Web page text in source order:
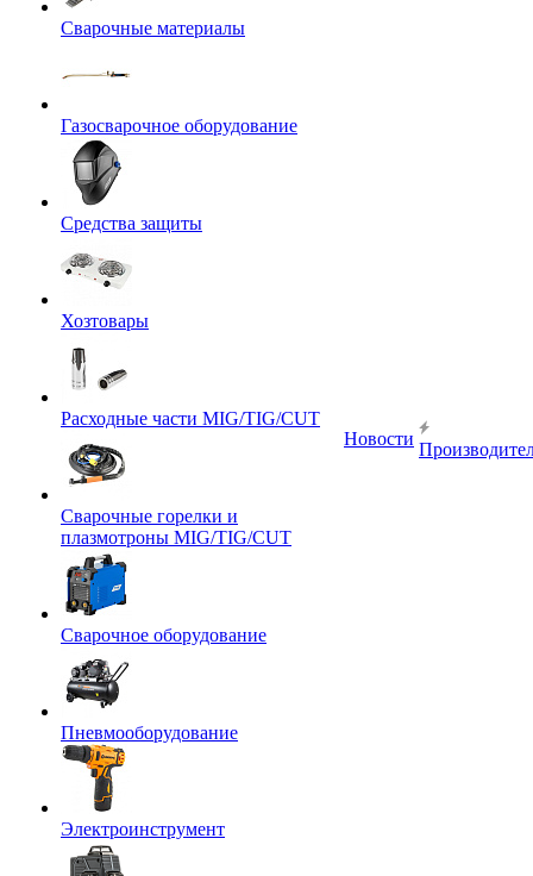
Сварочные материалы
Газосварочное оборудование
Средства защиты
Хозтовары
Расходные части MIG/TIG/CUT
Сварочные горелки и
плазмотроны MIG/TIG/CUT
Сварочное оборудование
Пневмооборудование
Электроинструмент
Новости